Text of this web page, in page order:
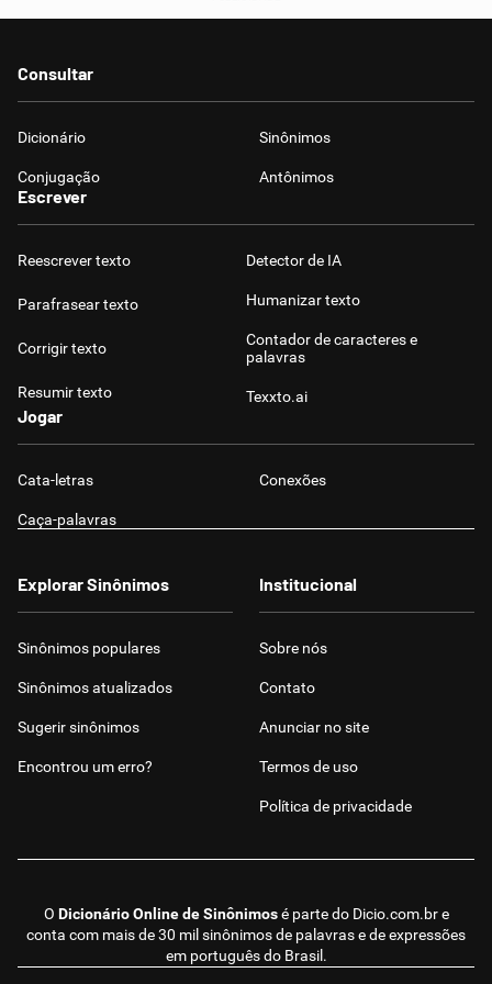
Consultar
Dicionário Sinônimos
Conjugação Antônimos
Escrever
Reescrever texto
Parafrasear texto
Corrigir texto
Resumir texto
Detector de IA
Humanizar texto
Contador de caracteres e
palavras
Texxto.ai
Jogar
Cata-letras Conexões
Caça-palavras
O Dicionário Online de Sinônimosé parte do Dicio.com.bre
conta com mais de 30 mil sinônimos de palavras e de expressões
em português do Brasil.
Explorar Sinônimos
Sinônimos populares
Sinônimos atualizados
Sugerir sinônimos
Encontrou um erro?
Institucional
Sobre nós
Contato
Anunciar no site
Termos de uso
Política de privacidade